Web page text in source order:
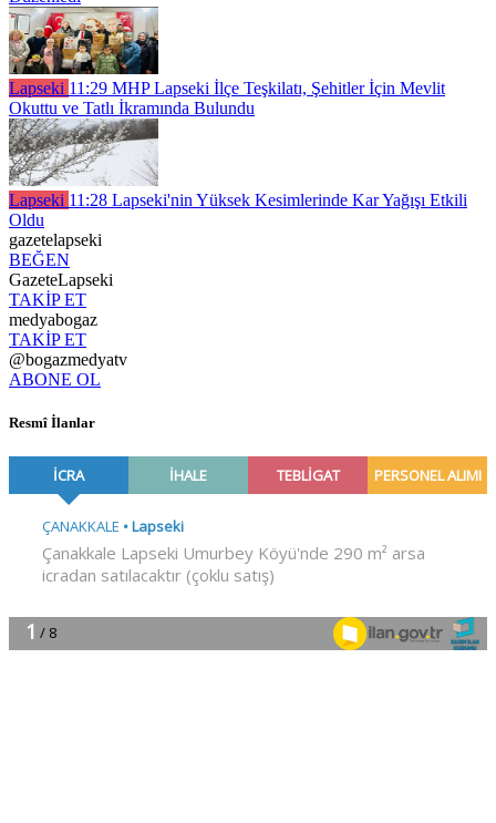
Lapseki 11:29 MHP Lapseki İlçe Teşkilatı, Şehitler İçin Mevlit
Okuttu ve Tatlı İkramında Bulundu
Lapseki 11:28 Lapseki'nin Yüksek Kesimlerinde Kar Yağışı Etkili
Oldu
gazetelapseki
BEĞEN
GazeteLapseki
TAKİP ET
medyabogaz
TAKİP ET
@bogazmedyatv
ABONE OL
Resmî İlanlar